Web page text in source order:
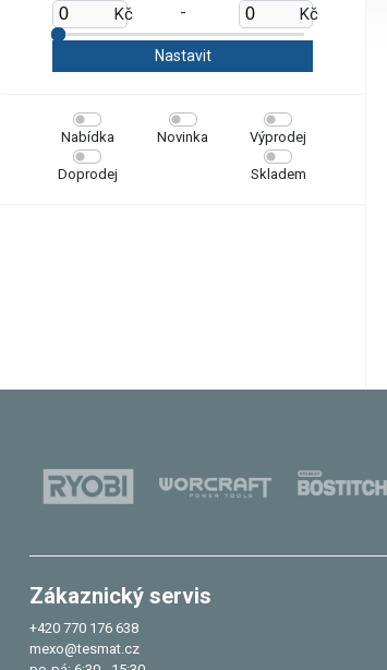
Kč
- Kč
Nabídka Novinka Výprodej
Doprodej Skladem
Zákaznický servis
+420 770 176 638
mexo@tesmat.cz